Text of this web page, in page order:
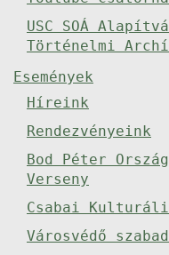
USC SOÁ
Történelmi
Események
Híreink
Rendezvényeink
Bod Péter
Verseny
Csabai
Városvédő